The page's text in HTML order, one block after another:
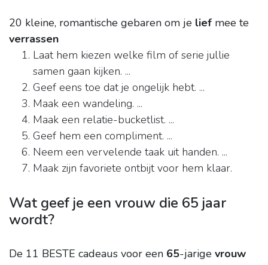
20 kleine, romantische gebaren om je lief mee te
verrassen
Laat hem kiezen welke film of serie jullie
samen gaan kijken. ...
Geef eens toe dat je ongelijk hebt. ...
Maak een wandeling. ...
Maak een relatie-bucketlist. ...
Geef hem een compliment. ...
Neem een vervelende taak uit handen. ...
Maak zijn favoriete ontbijt voor hem klaar.
Wat geef je een vrouw die 65 jaar
wordt?
De 11 BESTE cadeaus voor een 65-jarige vrouw